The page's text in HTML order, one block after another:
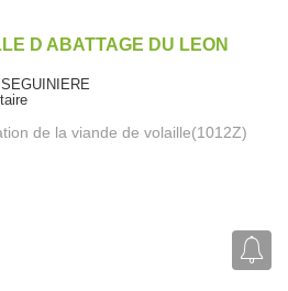
D ABATTAGE DU LEON
de la viande de volaille(1012Z)